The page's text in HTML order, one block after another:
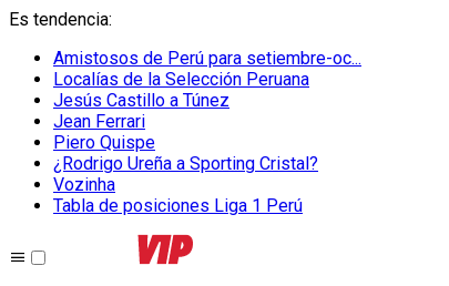
Es tendencia:
Amistosos de Perú para setiembre-oc...
Localías de la Selección Peruana
Jesús Castillo a Túnez
Jean Ferrari
Piero Quispe
¿Rodrigo Ureña a Sporting Cristal?
Vozinha
Tabla de posiciones Liga 1 Perú